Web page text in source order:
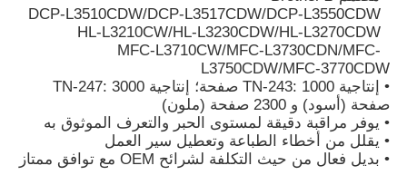
اتصل بنا
أخبار
جميع القضايا
DCP-L3510CDW/DCP-L3517CDW/DCP-L3550CDW
HL-L3210CW/HL-L3230CDW/HL-L3270CDW
MFC-L3710CW/MFC-L3730CDN/MFC-
L3750CDW/MFC-3770CDW
• إنتاجية TN-243: 1000 صفحة؛ إنتاجية TN-247: 3000
صفحة (أسود) و 2300 صفحة (ملون)
• يوفر مراقبة دقيقة لمستوى الحبر والتعرف الموثوق به
• يقلل من أخطاء الطباعة وتعطيل سير العمل
• بديل فعال من حيث التكلفة لشرائح OEM مع توافق ممتاز